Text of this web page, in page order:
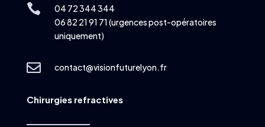

04 72 344 344
06 82 21 91 71 (urgences post-opératoires
uniquement)
 contact@visionfuturelyon.fr
Chirurgies refractives